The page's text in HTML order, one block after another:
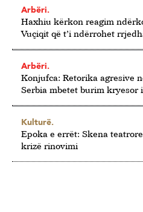
Arbëri.
Haxhiu kërkon reagim
Vuçiqit që t’i ndërrohet
Arbëri.
Konjufca: Retorika agresive
Serbia mbetet burim kryesor
Kulturë.
Epoka e errët: Skena
krizë rinovimi